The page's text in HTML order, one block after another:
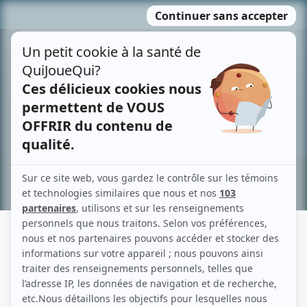
MENU
contenu
Recherche avancée »
RENÉ-LOUIS LAFFORGUE
Liens
Fiche de René-Louis Lafforgue sur Showbizz.net